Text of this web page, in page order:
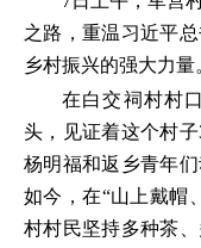
之路，重温习近平
乡村振兴的强大力量
在白交祠村村
头，见证着这个村
杨明福和返乡青年
如今，在“山上戴帽
村村民坚持多种茶